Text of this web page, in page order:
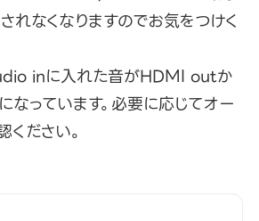
れなくなりますのでお気をつけく
inに入れた音がHDMI outか
なっています。必要に応じてオー
ださい。